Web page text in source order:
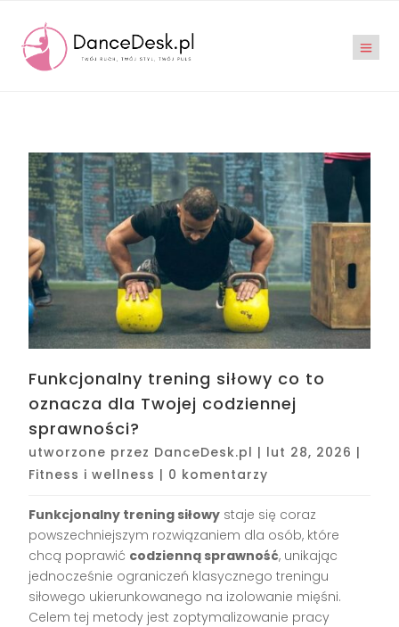
Funkcjonalny trening siłowy co to
oznacza dla Twojej codziennej
sprawności?
utworzone przez DanceDesk.pl | lut 28, 2026 |
Fitness i wellness | 0 komentarzy
Funkcjonalny trening siłowy staje się coraz
powszechniejszym rozwiązaniem dla osób, które
chcą poprawić codzienną sprawność, unikając
jednocześnie ograniczeń klasycznego treningu
siłowego ukierunkowanego na izolowanie mięśni.
Celem tej metody jest zoptymalizowanie pracy